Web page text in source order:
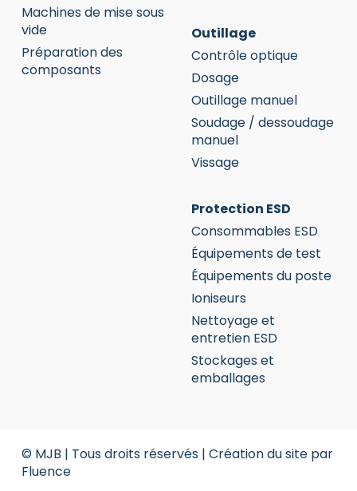
Machines de mise sous
vide
Préparation des
composants
Outillage
Contrôle optique
Dosage
Outillage manuel
Soudage / dessoudage
manuel
Vissage
Protection ESD
Consommables ESD
Équipements de test
Équipements du poste
Ioniseurs
Nettoyage et
entretien ESD
Stockages et
emballages
© MJB | Tous droits réservés | Création du site par
Fluence